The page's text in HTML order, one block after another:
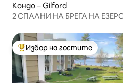
Кондо – Gilford
2 СПАЛНИ НА БРЕГА НА
Най-популярен избор на
Избор на гостите